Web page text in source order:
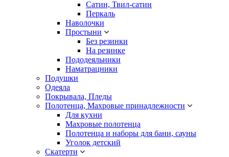
Сатин, Твил-сатин
Перкаль
Наволочки
Простыни
Без резинки
На резинке
Пододеяльники
Наматрацники
Подушки
Одеяла
Покрывала, Пледы
Полотенца, Махровые принадлежности
Для кухни
Махровые полотенца
Полотенца и наборы для бани, сауны
Уголок детский
Скатерти